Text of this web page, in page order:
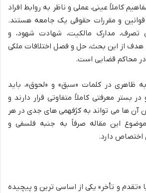
کاملاً عینی، عملی و ناظر به روابط افراد
قوانین و مقررات حقوقی یک جامعه هستند.
تصرف، مدارک مالکیت، شهادت شهود، و
از این بحث، حل و فصل اختلافات ملکی
محاکم قضایی است.
ظاهری در کلمات «سبق» و «لحوق»، باید
بستر معرفتی کاملاً متفاوتی قرار دارند و
آن ها می تواند به کژفهمی های جدی در هر
این مقاله صرفاً به جنبه فلسفی و
دارد.
«تقدم و تأخر» یکی از اساسی ترین و پیچیده